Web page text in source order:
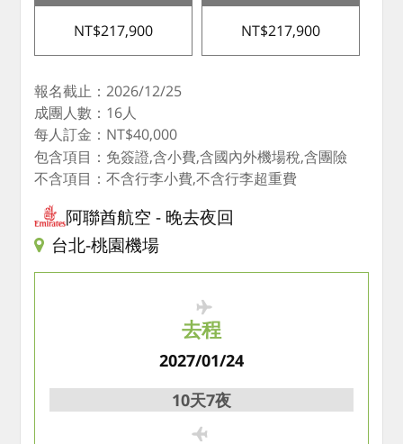
NT$217,900 NT$217,900
報名截止：2026/12/25
成團人數：16人
每人訂金：NT$40,000
包含項目：免簽證,含小費,含國內外機場稅,含團險
不含項目：不含行李小費,不含行李超重費
阿聯酋航空
晚去夜回
台北-桃園機場
去程
2027/01/24
10天7夜